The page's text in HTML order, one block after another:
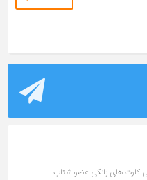
کارت های بانکی عضو شتاب